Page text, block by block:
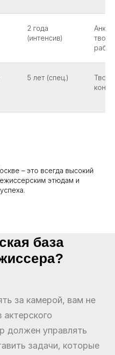
2 года
(интенсив)
5 лет (спец.)
– это всегда высокий
этюдам и
база
за камерой, вам не
должен управлять
задачи, которые